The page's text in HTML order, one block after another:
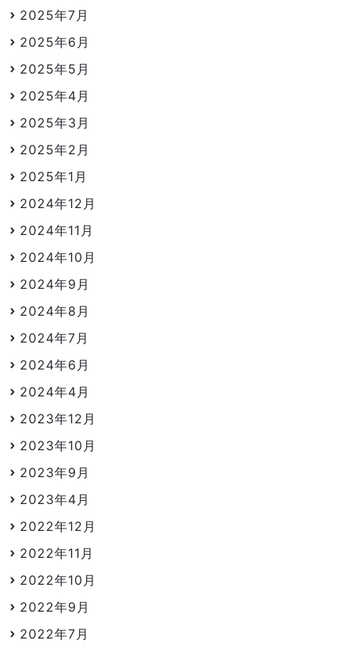
2025年7月
2025年6月
2025年5月
2025年4月
2025年3月
2025年2月
2025年1月
2024年12月
2024年11月
2024年10月
2024年9月
2024年8月
2024年7月
2024年6月
2024年4月
2023年12月
2023年10月
2023年9月
2023年4月
2022年12月
2022年11月
2022年10月
2022年9月
2022年7月